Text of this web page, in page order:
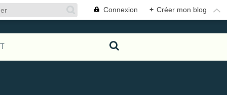
Connexion + Créer mon blog